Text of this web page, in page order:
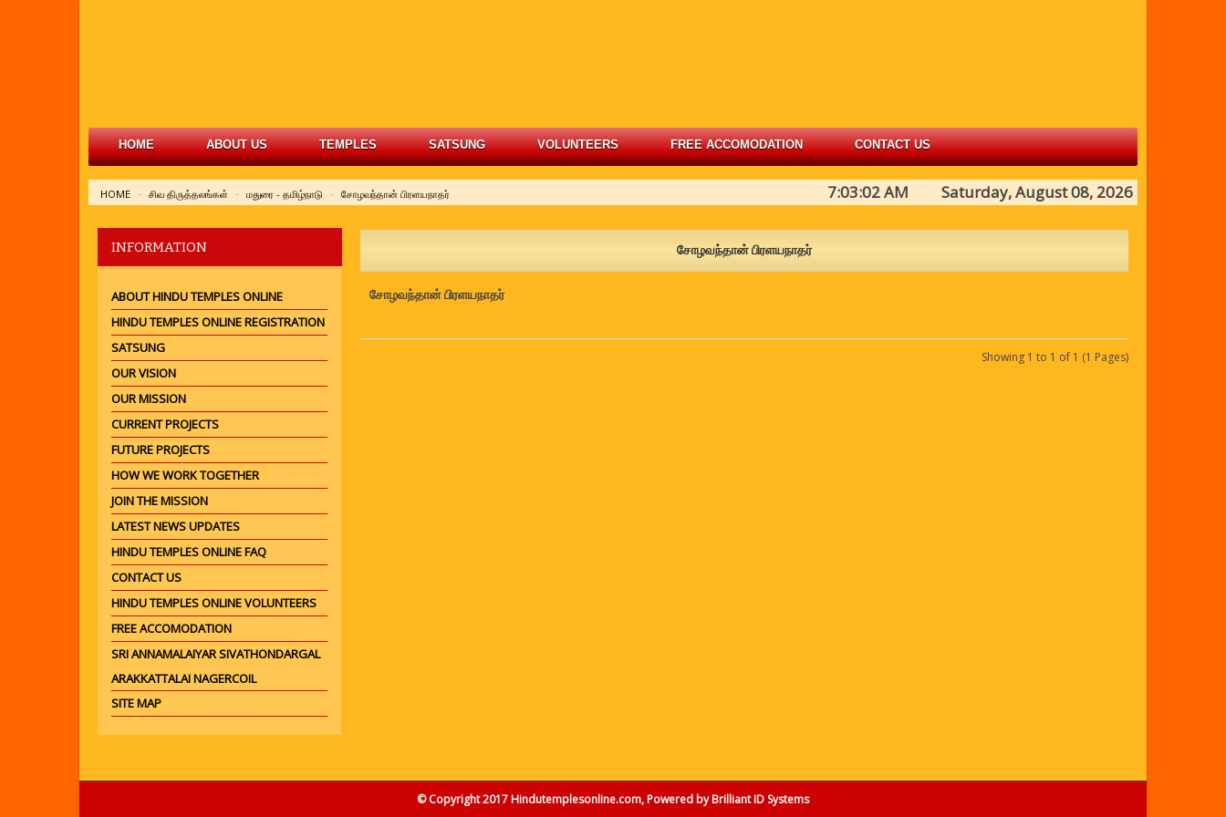
HOME ABOUT US TEMPLES SATSUNG VOLUNTEERS FREE ACCOMODATION CONTACT US
7:03:02 AM Saturday, August 08, 2026
INFORMATION
ABOUT HINDU TEMPLES ONLINE
HINDU TEMPLES ONLINE REGISTRATION
SATSUNG
OUR VISION
OUR MISSION
CURRENT PROJECTS
FUTURE PROJECTS
HOW WE WORK TOGETHER
JOIN THE MISSION
LATEST NEWS UPDATES
HINDU TEMPLES ONLINE FAQ
CONTACT US
HINDU TEMPLES ONLINE VOLUNTEERS
FREE ACCOMODATION
SRI ANNAMALAIYAR SIVATHONDARGAL
ARAKKATTALAI NAGERCOIL
SITE MAP
HOME சிவ திருத்தலங்கள் மதுரை - தமிழ்நாடு சோழவந்தான் பிரளயநாதர்
சோழவந்தான் பிரளயநாதர்
சோழவந்தான் பிரளயநாதர்
Showing 1 to 1 of 1 (1 Pages)
© Copyright 2017 Hindutemplesonline.com, Powered byBrilliant ID Systems